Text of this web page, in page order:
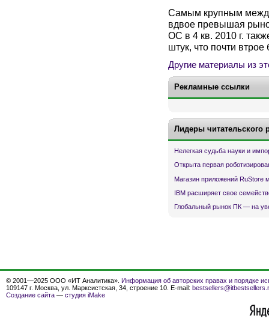
Самым крупным
вдвое превышая
ОС в 4 кв. 2010 г.
штук, что почти
Другие материалы из
Рекламные ссылки
Лидеры читательского
Нелегкая судьба науки и
Открыта первая
Магазин приложений RuStore
IBM расширяет свое
Глобальный рынок ПК — на
© 2001—2025 ООО «ИТ Аналитика». Информация об авторских правах и порядке
109147 г. Москва, ул. Марксистская, 34, строение 10. E-mail:
Создание сайта — студия iMake